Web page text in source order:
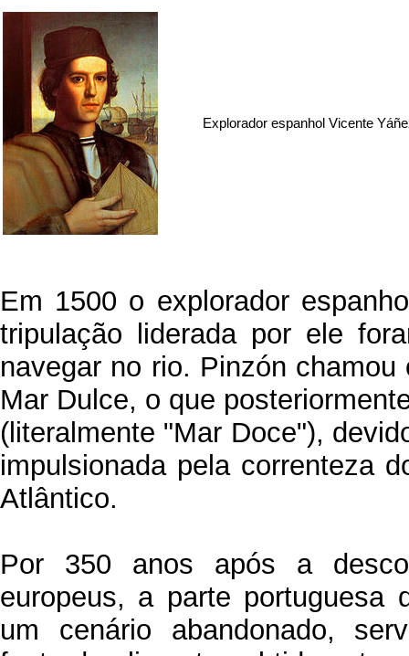
Explorador espanhol Vicente
Em 1500 o explorador
tripulação liderada por ele
navegar no rio. Pinzón
Mar Dulce, o que
(literalmente "Mar Doce"),
impulsionada pela correnteza
Atlântico.
Por 350 anos após a
europeus, a parte portuguesa
um cenário abandonado,